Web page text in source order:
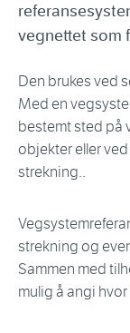
vegnettet som
Den brukes ved
Med en
bestemt sted på
objekter eller
strekning..
strekning og
Sammen med
mulig å angi